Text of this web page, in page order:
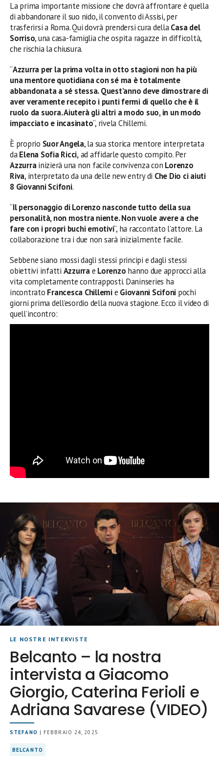
La prima importante missione che dovrà affrontare è quella
di abbandonare il suo nido, il convento di Assisi, per
trasferirsi a Roma. Qui dovrà prendersi cura dellaCasa del
Sorriso, una casa-famiglia che ospita ragazze in difficoltà,
che rischia la chiusura.
“Azzurra per la prima volta in otto stagioni non ha più
una mentore quotidiana con sé ma è totalmente
abbandonata a sé stessa. Quest’anno deve dimostrare di
aver veramente recepito i punti fermi di quello che è il
ruolo da suora. Aiuterà gli altri a modo suo, in un modo
impacciato e incasinato“, rivela Chillemi.
È proprio Suor Angela, la sua storica mentore interpretata
daElena Sofia Ricci,ad affidarle questo compito. Per
Azzurrainizierà una non facile convivenza con Lorenzo
Riva, interpretato da una delle new entry di Che Dio ci aiuti
8 Giovanni Scifoni.
“Il personaggio di Lorenzo nasconde tutto della sua
personalità, non mostra niente. Non vuole avere a che
fare con i propri buchi emotivi“, ha raccontato l’attore. La
collaborazione tra i due non sarà inizialmente facile.
Sebbene siano mossi dagli stessi principi e dagli stessi
obiettivi infatti Azzurrae Lorenzo hanno due approcci alla
vita completamente contrapposti. Daninseries ha
incontrato Francesca Chillemie Giovanni Scifoni pochi
giorni prima dell’esordio della nuova stagione. Ecco il video di
quell’incontro:
LE NOSTRE INTERVISTE
Belcanto – la nostra
intervista a Giacomo
Giorgio, Caterina Ferioli e
Adriana Savarese (VIDEO)
STEFANO | FEBBRAIO 24, 2025
BELCANTO